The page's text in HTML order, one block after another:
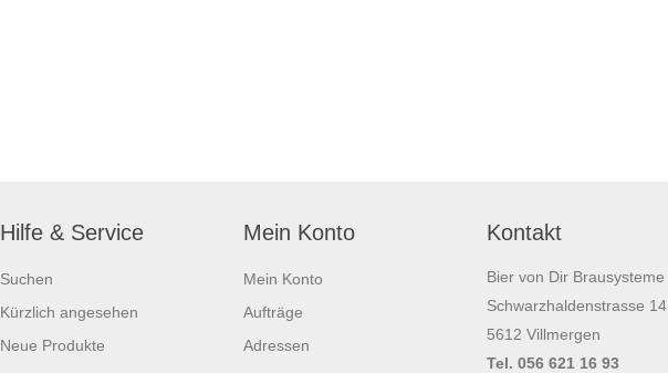
Hilfe & Service
Suchen
Kürzlich angesehen
Neue Produkte
Mein Konto
Mein Konto
Aufträge
Adressen
Kontakt
Bier von Dir Brausysteme
Schwarzhaldenstrasse 14
5612 Villmergen
Tel. 056 621 16 93